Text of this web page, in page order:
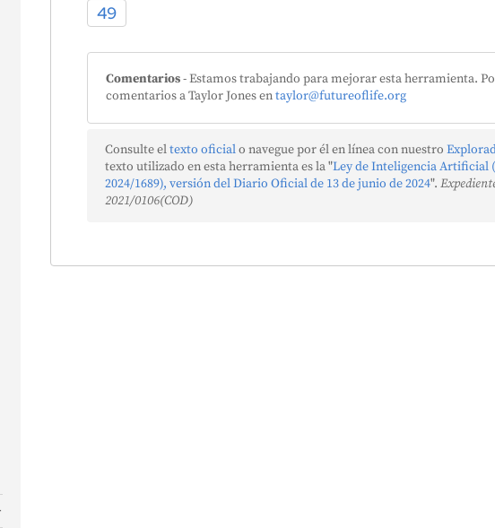
49
Comentarios- Estamos trabajando para mejorar esta herramienta.
comentarios a Taylor Jones entaylor@futureoflife.org
Consulte eltexto oficialo navegue por él en línea con nuestro
texto utilizado en esta herramienta es la "Ley de Inteligencia Artificial
2024/1689), versión del Diario Oficial de 13 de junio de 2024".
2021/0106(COD)